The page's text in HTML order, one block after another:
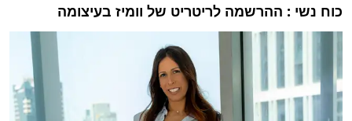
כוח נשי : ההרשמה לריטריט של וומיז בעיצומה